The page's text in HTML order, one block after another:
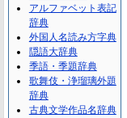
アルファベット表記
辞典
外国人名読み方字典
隠語大辞典
季語・季題辞典
歌舞伎・浄瑠璃外題
辞典
古典文学作品名辞典